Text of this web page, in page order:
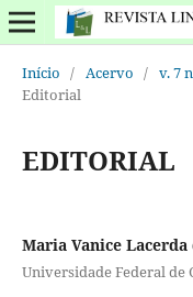
Início / Acervo / v. 7
Editorial
EDITORIAL
Maria Vanice Lacerda
Universidade Federal de